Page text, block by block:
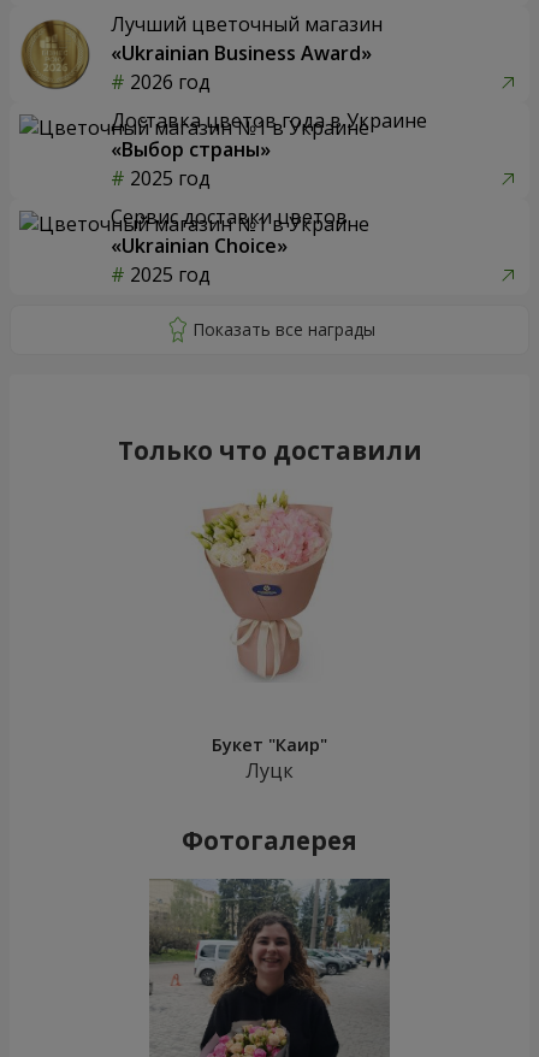
Лучший цветочный магазин
«Ukrainian Business Award»
2026 год
Доставка цветов года в Украине
«Выбор страны»
2025 год
Сервис доставки цветов
«Ukrainian Choice»
2025 год
Только что доставили
Букет "Каир"
Луцк
Фотогалерея